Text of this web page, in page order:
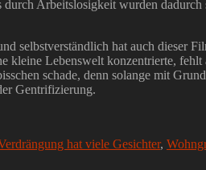
Arbeitslosigkeit wurden
selbstverständlich hat auch dieser
kleine Lebenswelt konzentrierte,
schade, denn solange mit
Gentrifizierung.
hat viele Gesichter,